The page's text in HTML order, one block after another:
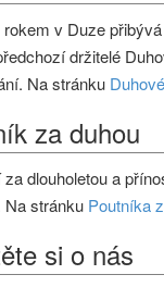
v Duze
držitelé
Na stránku
za duhou
dlouholetou a
Na stránku Poutníka
si o nás